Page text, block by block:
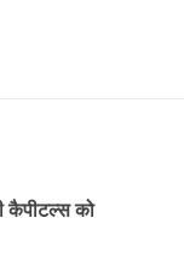
कैपीटल्स को